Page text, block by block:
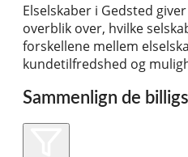
Elselskaber i Gedsted
overblik over, hvilke
forskellene mellem
kundetilfredshed og
Sammenlign de